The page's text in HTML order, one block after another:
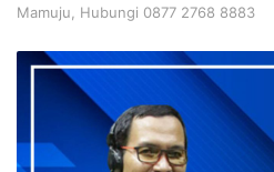
Mamuju, Hubungi 0877 2768 8883